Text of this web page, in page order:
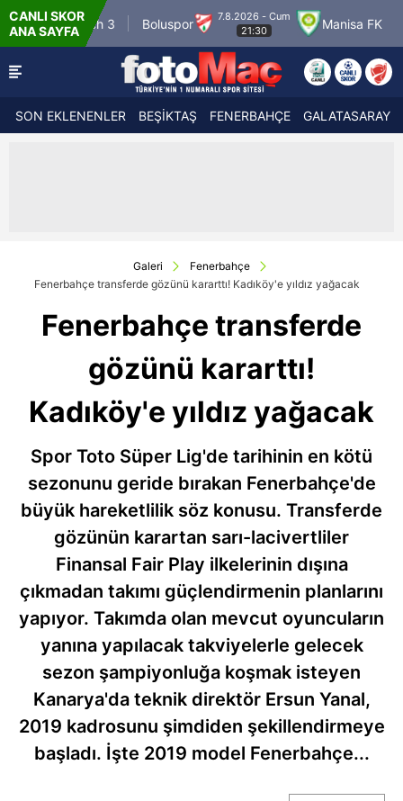
CANLI SKOR
ANA SAYFA
3 Boluspor
7.8.2026 - Cum
21:30
Manisa FK Bandırmaspor
SON EKLENENLER BEŞİKTAŞ FENERBAHÇE GALATASARAY
Galeri
Fenerbahçe
Fenerbahçe transferde gözünü kararttı! Kadıköy'e yıldız yağacak
Fenerbahçe transferde
gözünü kararttı!
Kadıköy'e yıldız yağacak
Spor Toto Süper Lig'de tarihinin en kötü
sezonunu geride bırakan Fenerbahçe'de
büyük hareketlilik söz konusu. Transferde
gözünün karartan sarı-lacivertliler
Finansal Fair Play ilkelerinin dışına
çıkmadan takımı güçlendirmenin planlarını
yapıyor. Takımda olan mevcut oyuncuların
yanına yapılacak takviyelerle gelecek
sezon şampiyonluğa koşmak isteyen
Kanarya'da teknik direktör Ersun Yanal,
2019 kadrosunu şimdiden şekillendirmeye
başladı. İşte 2019 model Fenerbahçe...